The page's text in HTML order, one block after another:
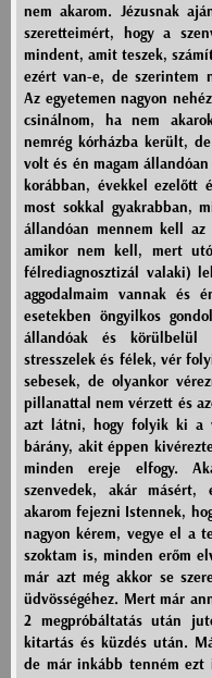
nem akarom. Jézusnak
szeretteimért, hogy a
mindent, amit teszek,
ezért van-e, de szerintem
Az egyetemen nagyon
csinálnom, ha nem
nemrég kórházba került,
volt és én magam
korábban, évekkel ezelőtt
most sokkal gyakrabban,
állandóan mennem kell az
amikor nem kell, mert
félrediagnosztizál valaki)
aggodalmaim vannak és
esetekben öngyilkos
állandóak és
stresszelek és félek, vér
sebesek, de olyankor
pillanattal nem vérzett és
azt látni, hogy folyik ki a
bárány, akit éppen
minden ereje elfogy.
szenvedek, akár
akarom fejezni Istennek,
nagyon kérem, vegye el a
szoktam is, minden erőm
már azt még akkor se
üdvösségéhez. Mert már
2 megpróbáltatás után
kitartás és küzdés után.
de már inkább tenném